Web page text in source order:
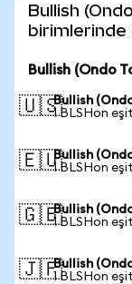
Bullish
birimlerinde
Bullish (Ondo
🇺🇸Bullish
1 BLSHon
🇪🇺Bullish
1 BLSHon
🇬🇧Bullish
1 BLSHon
🇯🇵Bullish
1 BLSHon